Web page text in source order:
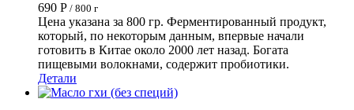
690 Р / 800 г
Цена указана за 800 гр. Ферментированный продукт,
который, по некоторым данным, впервые начали
готовить в Китае около 2000 лет назад. Богата
пищевыми волокнами, содержит пробиотики.
Детали